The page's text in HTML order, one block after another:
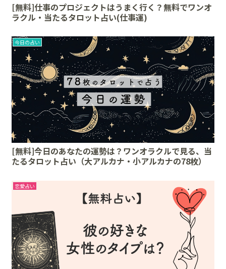
[無料]仕事のプロジェクトはうまく行く？無料でワンオ
ラクル・当たるタロット占い(仕事運)
今日の占い
[無料]今日のあなたの運勢は？ワンオラクルで見る、当
たるタロット占い（大アルカナ・小アルカナの78枚）
恋愛占い